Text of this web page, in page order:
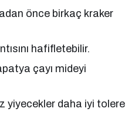
önce birkaç kraker
hafifletebilir.
çayı mideyi
yiyecekler daha iyi tolere